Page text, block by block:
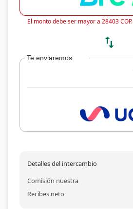
El monto debe ser mayor a 28403 COP.
swap_vert
Te enviaremos
Detalles del intercambio
Comisión nuestra
Recibes neto